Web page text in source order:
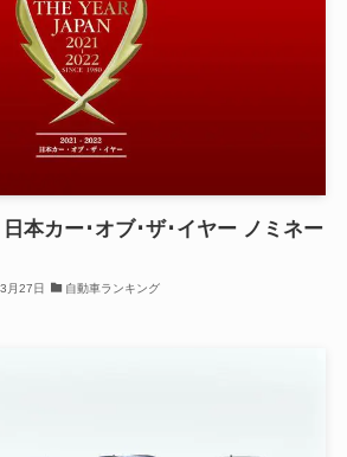
本カー･オブ･ザ･イヤー ノミネー
月27日 自動車ランキング